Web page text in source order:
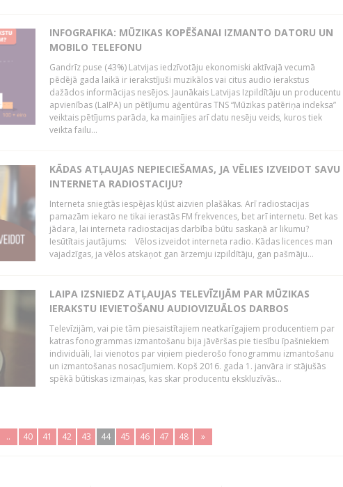
INFOGRAFIKA: MŪZIKAS KOPĒŠANAI IZMANTO DATORU UN
MOBILO TELEFONU
Gandrīz puse (43%) Latvijas iedzīvotāju ekonomiski aktīvajā vecumā
pēdējā gada laikā ir ierakstījuši muzikālos vai citus audio ierakstus
dažādos informācijas nesējos. Jaunākais Latvijas Izpildītāju un producentu
apvienības (LaIPA) un pētījumu aģentūras TNS “Mūzikas patēriņa indeksa”
veiktais pētījums parāda, ka mainījies arī datu nesēju veids, kuros tiek
veikta failu...
KĀDAS ATĻAUJAS NEPIECIEŠAMAS, JA VĒLIES IZVEIDOT SAVU
INTERNETA RADIOSTACIJU?
Interneta sniegtās iespējas kļūst aizvien plašākas. Arī radiostacijas
pamazām iekaro ne tikai ierastās FM frekvences, bet arī internetu. Bet kas
jādara, lai interneta radiostacijas darbība būtu saskaņā ar likumu?
Iesūtītais jautājums: Vēlos izveidot interneta radio. Kādas licences man
vajadzīgas, ja vēlos atskaņot gan ārzemju izpildītāju, gan pašmāju...
LAIPA IZSNIEDZ ATĻAUJAS TELEVĪZIJĀM PAR MŪZIKAS
IERAKSTU IEVIETOŠANU AUDIOVIZUĀLOS DARBOS
Televīzijām, vai pie tām piesaistītajiem neatkarīgajiem producentiem par
katras fonogrammas izmantošanu bija jāvēršas pie tiesību īpašniekiem
individuāli, lai vienotos par viņiem piederošo fonogrammu izmantošanu
un izmantošanas nosacījumiem. Kopš 2016. gada 1. janvāra ir stājušās
spēkā būtiskas izmaiņas, kas skar producentu ekskluzīvās...
.. 40 41 42 43 44 45 46 47 48 »